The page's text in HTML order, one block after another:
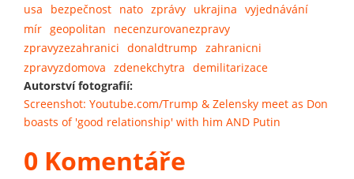
usa
bezpečnost nato zprávy ukrajina vyjednávání
mír geopolitan
necenzurovanezpravy
zpravyzezahranici donaldtrump zahranicni
zpravyzdomova zdenekchytra demilitarizace
Autorství fotografií:
Screenshot: Youtube.com/Trump & Zelensky meet as Don
boasts of 'good relationship' with him AND Putin
0 Komentáře